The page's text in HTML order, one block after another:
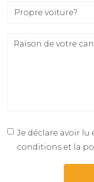
Propre voiture?
Propre voiture?
Je déclare avoir lu
conditions et la